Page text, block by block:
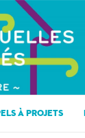
À PROJETS